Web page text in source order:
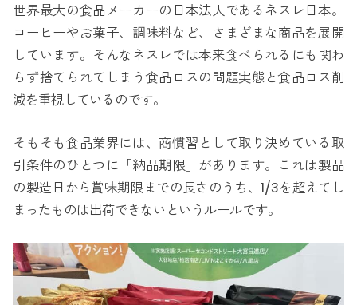
世界最大の食品メーカーの日本法人であるネスレ日本。
コーヒーやお菓子、調味料など、さまざまな商品を展開
しています。そんなネスレでは本来食べられるにも関わ
らず捨てられてしまう食品ロスの問題実態と食品ロス削
減を重視しているのです。
そもそも食品業界には、商慣習として取り決めている取
引条件のひとつに「納品期限」があります。これは製品
の製造日から賞味期限までの長さのうち、1/3を超えてし
まったものは出荷できないというルールです。